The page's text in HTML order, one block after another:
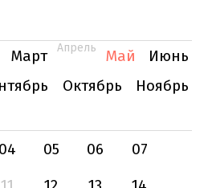
Март Апрель Май
Июнь
Октябрь
Ноябрь
04 05 06
07